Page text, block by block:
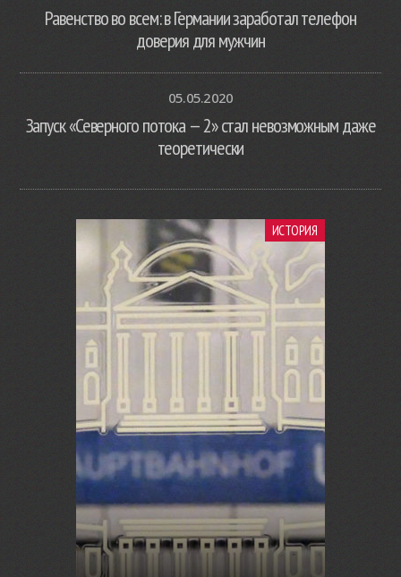
Равенство во всем: в Германии заработал телефон
доверия для мужчин
05.05.2020
Запуск «Северного потока — 2» стал невозможным даже
теоретически
ИСТОРИЯ